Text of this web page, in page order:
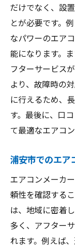
だけでなく、設
とが必要です。
なパワーのエア
能になります。
フターサービス
より、故障時の
に行えるため、
す。最後に、口
て最適なエアコ
浦安市でのエア
エアコンメーカ
頼性を確認する
は、地域に密着
多く、アフター
れます。例えば